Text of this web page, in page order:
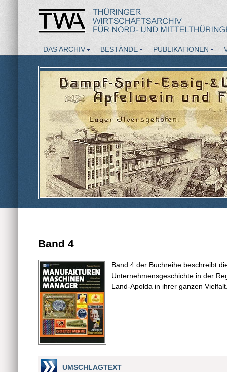
DAS ARCHIV BESTÄNDE PUBLIKATIONEN
Band 4
Band 4 der Buchreihe beschreibt
Unternehmensgeschichte in der
Land-Apolda in ihrer ganzen
UMSCHLAGTEXT